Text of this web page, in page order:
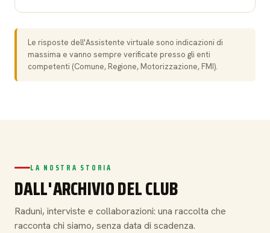
Le risposte dell'Assistente virtuale sono indicazioni di
massima e vanno sempre verificate presso gli enti
competenti (Comune, Regione, Motorizzazione, FMI).
LA NOSTRA STORIA
DALL'ARCHIVIO DEL CLUB
Raduni, interviste e collaborazioni: una raccolta che
racconta chi siamo, senza data di scadenza.